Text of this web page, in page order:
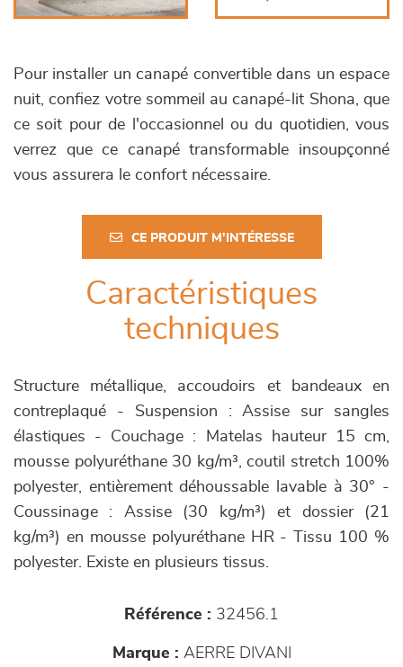
Pour installer un canapé convertible dans un espace
nuit, confiez votre sommeil au canapé-lit Shona, que
ce soit pour de l'occasionnel ou du quotidien, vous
verrez que ce canapé transformable insoupçonné
vous assurera le confort nécessaire.
CE PRODUIT M'INTÉRESSE
Caractéristiques
techniques
Structure métallique, accoudoirs et bandeaux en
contreplaqué - Suspension : Assise sur sangles
élastiques - Couchage : Matelas hauteur 15 cm,
mousse polyuréthane 30 kg/m³, coutil stretch 100%
polyester, entièrement déhoussable lavable à 30° -
Coussinage : Assise (30 kg/m³) et dossier (21
kg/m³) en mousse polyuréthane HR - Tissu 100 %
polyester. Existe en plusieurs tissus.
Référence : 32456.1
Marque : AERRE DIVANI